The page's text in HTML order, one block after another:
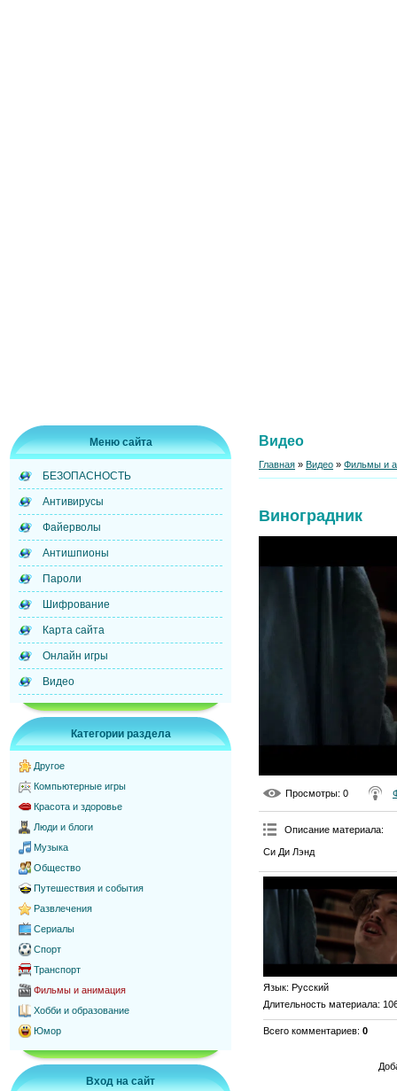
Меню сайта
БЕЗОПАСНОСТЬ
Антивирусы
Файерволы
Антишпионы
Пароли
Шифрование
Карта сайта
Онлайн игры
Видео
Категории раздела
Другое
Компьютерные игры
Красота и здоровье
Люди и блоги
Музыка
Общество
Путешествия и события
Развлечения
Сериалы
Спорт
Транспорт
Фильмы и анимация
Хобби и образование
Юмор
Вход на сайт
Видео
Главная » Видео » Фильмы и
Виноградник
Просмотры: 0
Описание материала:
Си Ди Лэнд
Язык: Русский
Длительность материала:
Всего комментариев: 0